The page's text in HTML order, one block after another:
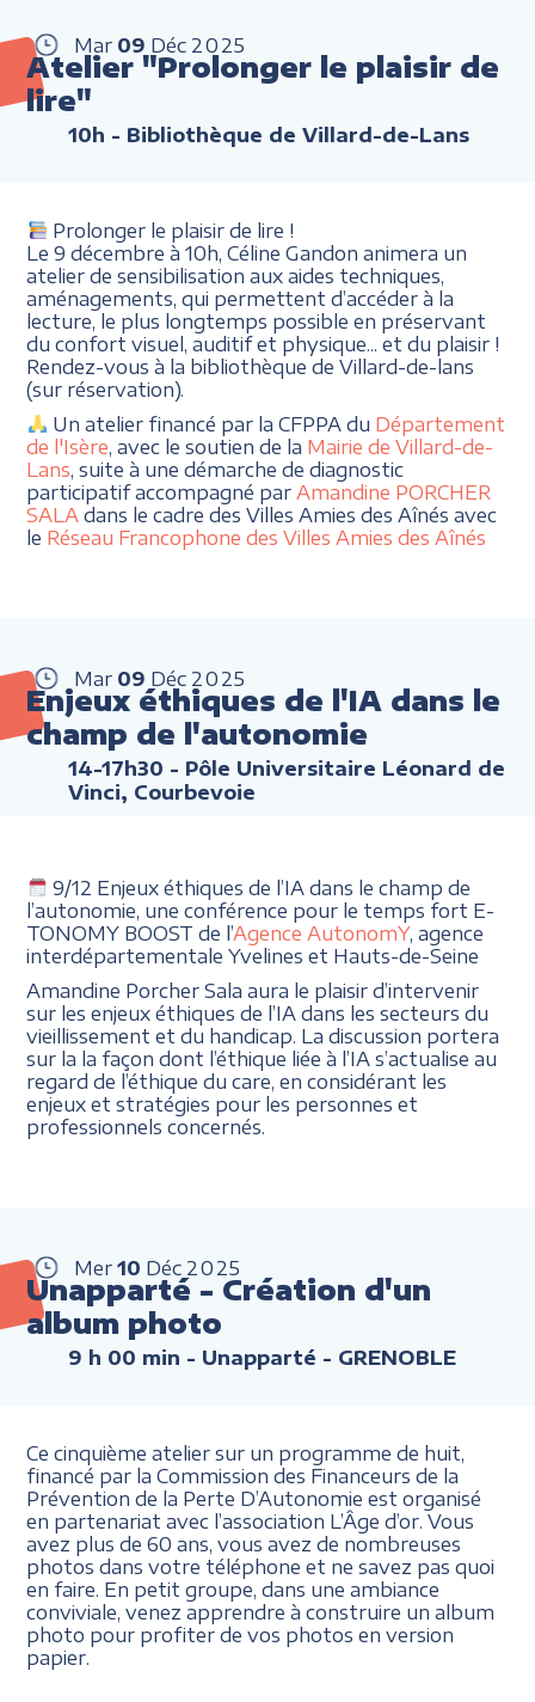
Mar 09 Déc 2025
Atelier "Prolonger le plaisir de
lire"
10h - Bibliothèque de Villard-de-Lans
Prolonger le plaisir de lire !
Le 9 décembre à 10h, Céline Gandon animera un
atelier de sensibilisation aux aides techniques,
aménagements, qui permettent d’accéder à la
lecture, le plus longtemps possible en préservant
du confort visuel, auditif et physique... et du plaisir !
Rendez-vous à la bibliothèque de Villard-de-lans
(sur réservation).
Un atelier financé par la CFPPA du Département
de l'Isère, avec le soutien de la Mairie de Villard-de-
Lans, suite à une démarche de diagnostic
participatif accompagné par Amandine PORCHER
SALA dans le cadre des Villes Amies des Aînés avec
le Réseau Francophone des Villes Amies des Aînés
Mar 09 Déc 2025
Enjeux éthiques de l'IA dans le
champ de l'autonomie
14-17h30 - Pôle Universitaire Léonard de
Vinci, Courbevoie
9/12 Enjeux éthiques de l’IA dans le champ de
l’autonomie, une conférence pour le temps fort E-
TONOMY BOOST de l’Agence AutonomY, agence
interdépartementale Yvelines et Hauts-de-Seine
Amandine Porcher Sala aura le plaisir d’intervenir
sur les enjeux éthiques de l’IA dans les secteurs du
vieillissement et du handicap. La discussion portera
sur la la façon dont l’éthique liée à l’IA s’actualise au
regard de l’éthique du care, en considérant les
enjeux et stratégies pour les personnes et
professionnels concernés.
Mer 10 Déc 2025
Unapparté - Création d'un
album photo
9 h 00 min - Unapparté - GRENOBLE
Ce cinquième atelier sur un programme de huit,
financé par la Commission des Financeurs de la
Prévention de la Perte D’Autonomie est organisé
en partenariat avec l’association L’Âge d’or. Vous
avez plus de 60 ans, vous avez de nombreuses
photos dans votre téléphone et ne savez pas quoi
en faire. En petit groupe, dans une ambiance
conviviale, venez apprendre à construire un album
photo pour profiter de vos photos en version
papier.